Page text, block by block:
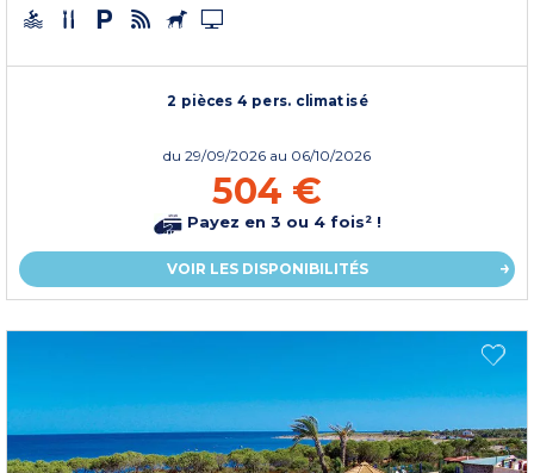
2 pièces 4 pers. climatisé
du 29/09/2026 au 06/10/2026
504 €
Payez en 3 ou 4 fois² !
VOIR LES DISPONIBILITÉS